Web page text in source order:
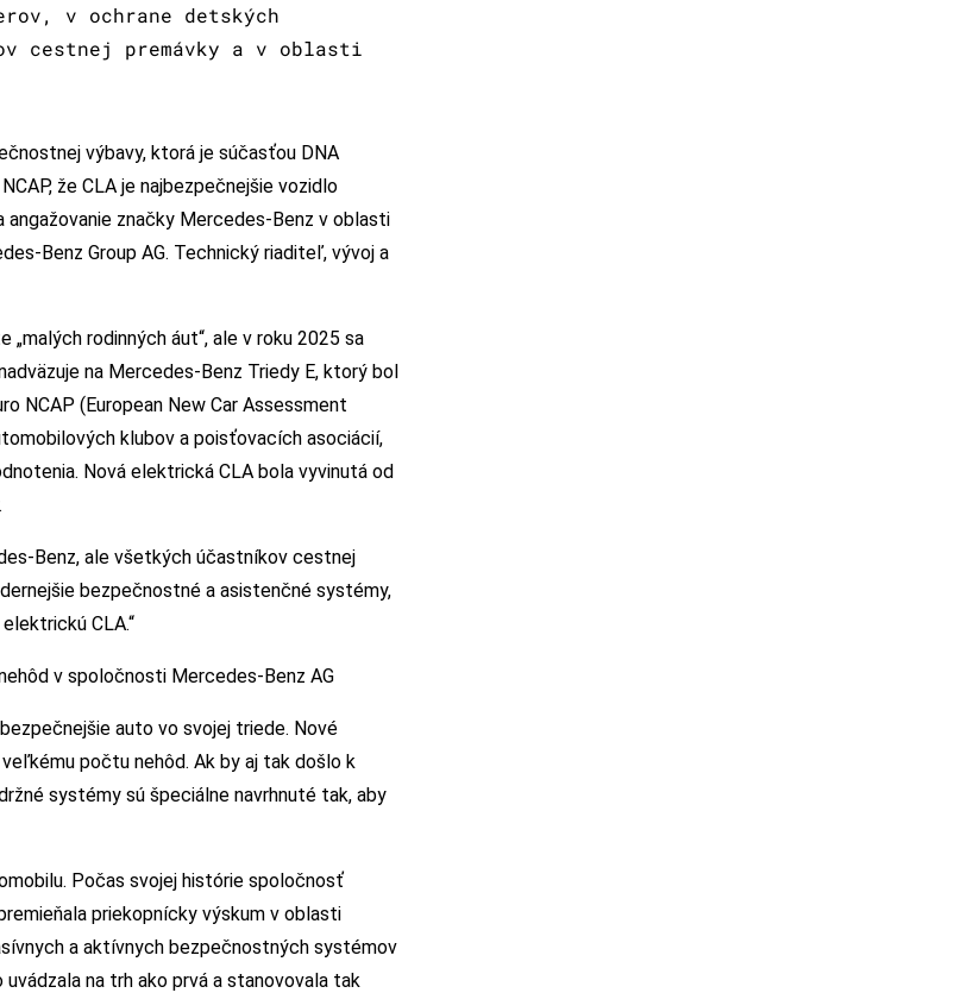
v ochrane detských
cestnej premávky a v oblasti
výbavy, ktorá je súčasťou DNA
že CLA je najbezpečnejšie vozidlo
značky Mercedes-Benz v oblasti
Benz Group AG. Technický riaditeľ, vývoj a
rodinných áut“, ale v roku 2025 sa
na Mercedes-Benz Triedy E, ktorý bol
NCAP (European New Car Assessment
klubov a poisťovacích asociácií,
Nová elektrická CLA bola vyvinutá od
Benz, ale všetkých účastníkov cestnej
bezpečnostné a asistenčné systémy,
CLA.“
v spoločnosti Mercedes-Benz AG
auto vo svojej triede. Nové
počtu nehôd. Ak by aj tak došlo k
systémy sú špeciálne navrhnuté tak, aby
Počas svojej histórie spoločnosť
priekopnícky výskum v oblasti
a aktívnych bezpečnostných systémov
na trh ako prvá a stanovovala tak